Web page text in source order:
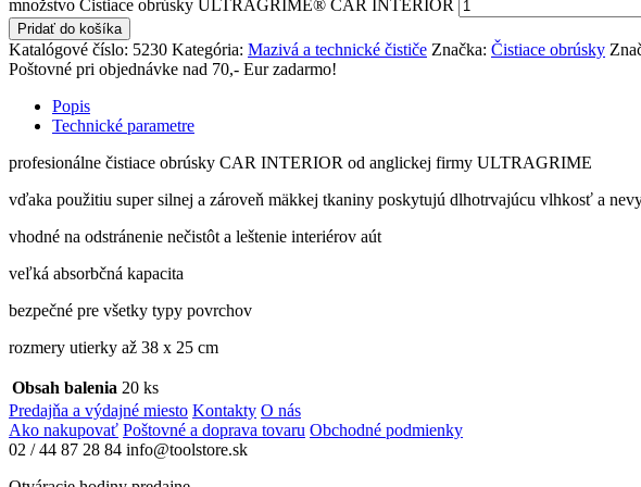
množstvo Čistiace obrúsky ULTRAGRIME® CAR INTERIOR
Pridať do košíka
Katalógové číslo: 5230 Kategória: Mazivá a technické čističe Značka: Čistiace obrúsky
Poštovné pri objednávke nad 70,- Eur zadarmo!
Popis
Technické parametre
profesionálne čistiace obrúsky CAR INTERIOR od anglickej firmy ULTRAGRIME
vďaka použitiu super silnej a zároveň mäkkej tkaniny poskytujú dlhotrvajúcu vlhkosť a
vhodné na odstránenie nečistôt a leštenie interiérov aút
veľká absorbčná kapacita
bezpečné pre všetky typy povrchov
rozmery utierky až 38 x 25 cm
Obsah balenia 20 ks
Predajňa a výdajné miesto Kontakty O nás
Ako nakupovať Poštovné a doprava tovaru Obchodné podmienky
02 / 44 87 28 84 info@toolstore.sk